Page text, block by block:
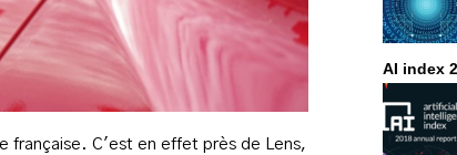
française. C'est en effet près de Lens,
AI index